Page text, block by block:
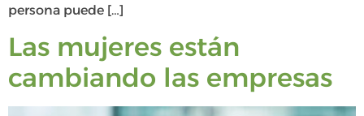
persona puede […]
Las mujeres están
cambiando las empresas